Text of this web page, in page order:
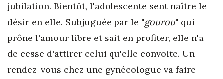
jubilation. Bientôt, l'adolescente sent naître le
désir en elle. Subjuguée par le "gourou" qui
prône l'amour libre et sait en profiter, elle n'a
de cesse d'attirer celui qu'elle convoite. Un
rendez-vous chez une gynécologue va faire